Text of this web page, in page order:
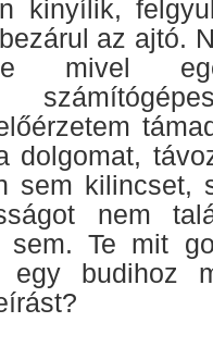
kinyílik,
az ajtó.
mivel
dolgomat,
sem kilincset,
nem
sem. Te mit
budihoz